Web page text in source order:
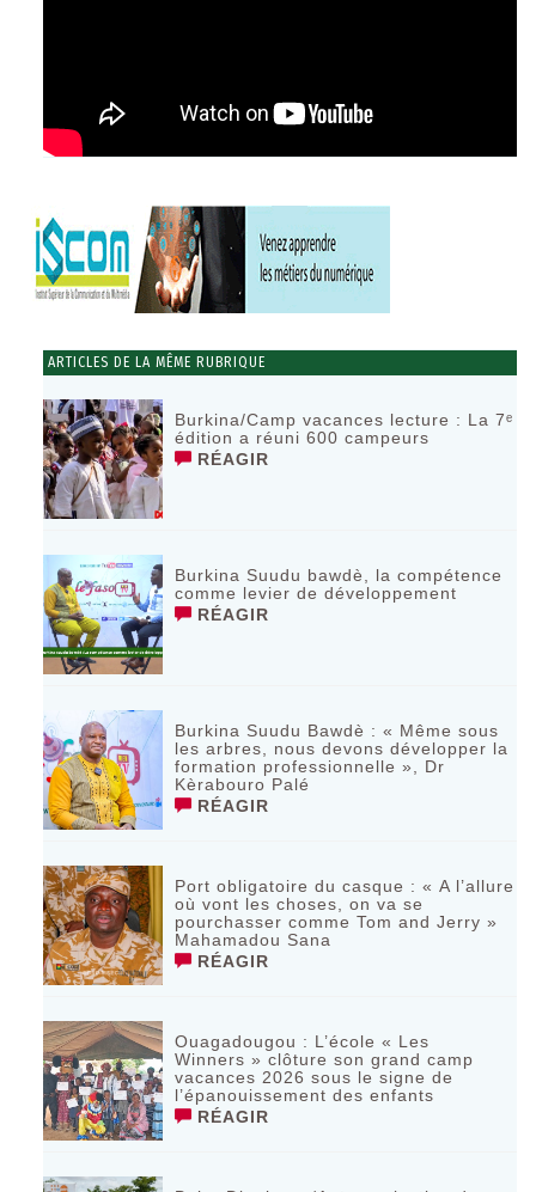
ARTICLES DE LA MÊME RUBRIQUE
Burkina/Camp vacances lecture : La 7ᵉ
édition a réuni 600 campeurs
RÉAGIR
Burkina Suudu bawdè, la compétence
comme levier de développement
RÉAGIR
Burkina Suudu Bawdè : « Même sous
les arbres, nous devons développer la
formation professionnelle », Dr
Kèrabouro Palé
RÉAGIR
Port obligatoire du casque : « A l’allure
où vont les choses, on va se
pourchasser comme Tom and Jerry »
Mahamadou Sana
RÉAGIR
Ouagadougou : L’école « Les
Winners » clôture son grand camp
vacances 2026 sous le signe de
l’épanouissement des enfants
RÉAGIR